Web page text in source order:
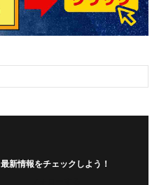
最新情報をチェックしよう！